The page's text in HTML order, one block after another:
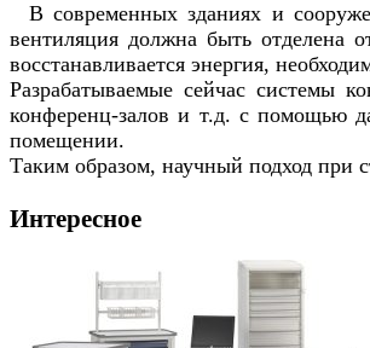
В современных зданиях и
вентиляция должна быть отделена
восстанавливается энергия,
Разрабатываемые сейчас системы
конференц-залов и т.д. с помощью
помещении.
Таким образом, научный подход при
Интересное